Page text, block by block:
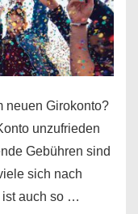
neuen Girokonto?
unzufrieden
Gebühren sind
sich nach
ist auch so …